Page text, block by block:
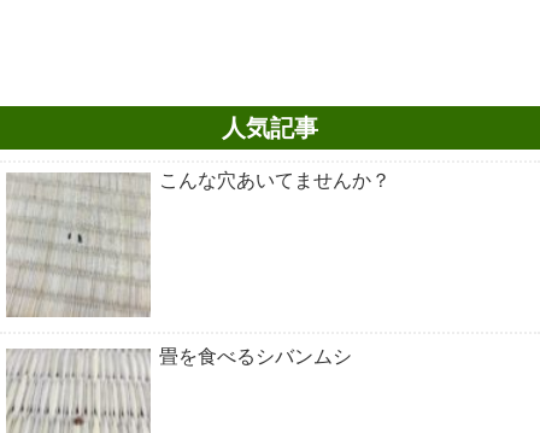
人気記事
こんな穴あいてませんか？
畳を食べるシバンムシ